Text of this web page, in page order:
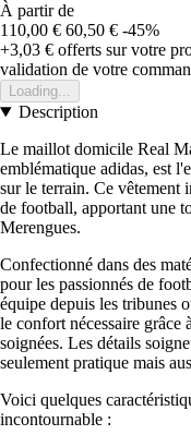
À partir de
110,00 € 60,50 € -45%
+3,03 € offerts sur votre
validation de votre
Loading...
Description
Le maillot domicile Real
emblématique adidas, est
sur le terrain. Ce vêtement
de football, apportant une
Merengues.
Confectionné dans des
pour les passionnés de
équipe depuis les tribunes
le confort nécessaire grâce
soignées. Les détails
seulement pratique mais
Voici quelques
incontournable :